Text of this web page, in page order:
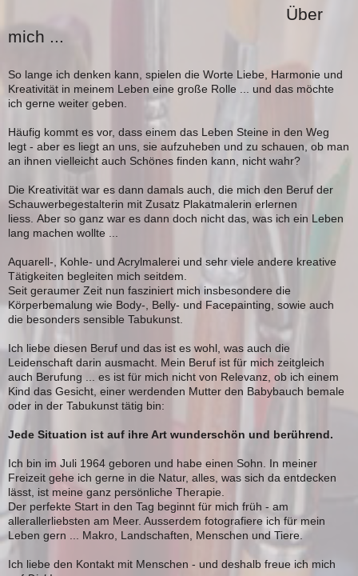
Über
mich ...
So lange ich denken kann, spielen die Worte Liebe, Harmonie und
Kreativität in meinem Leben eine große Rolle ... und das möchte
ich gerne weiter geben.
Häufig kommt es vor, dass einem das Leben Steine in den Weg
legt - aber es liegt an uns, sie aufzuheben und zu schauen, ob man
an ihnen vielleicht auch Schönes finden kann, nicht wahr?
Die Kreativität war es dann damals auch, die mich den Beruf der
Schauwerbegestalterin mit Zusatz Plakatmalerin erlernen
liess. Aber so ganz war es dann doch nicht das, was ich ein Leben
lang machen wollte ...
Aquarell-, Kohle- und Acrylmalerei und sehr viele andere kreative
Tätigkeiten begleiten mich seitdem.
Seit geraumer Zeit nun fasziniert mich insbesondere die
Körperbemalung wie Body-, Belly- und Facepainting, sowie auch
die besonders sensible Tabukunst.
Ich liebe diesen Beruf und das ist es wohl, was auch die
Leidenschaft darin ausmacht. Mein Beruf ist für mich zeitgleich
auch Berufung ... es ist für mich nicht von Relevanz, ob ich einem
Kind das Gesicht, einer werdenden Mutter den Babybauch bemale
oder in der Tabukunst tätig bin:
Jede Situation ist auf ihre Art wunderschön und berührend.
Ich bin im Juli 1964 geboren und habe einen Sohn. In meiner
Freizeit gehe ich gerne in die Natur, alles, was sich da entdecken
lässt, ist meine ganz persönliche Therapie.
Der perfekte Start in den Tag beginnt für mich früh - am
allerallerliebsten am Meer. Ausserdem fotografiere ich für mein
Leben gern ... Makro, Landschaften, Menschen und Tiere.
Ich liebe den Kontakt mit Menschen - und deshalb freue ich mich